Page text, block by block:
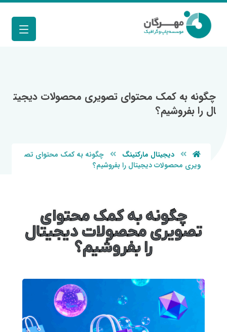
چگونه به کمک محتوای تصویری محصولات دیجیت
ال را بفروشیم؟
دیجیتال مارکتینگ
چگونه به کمک محتوای تص
ویری محصولات دیجیتال را بفروشیم؟
چگونه به کمک محتوای
تصویری محصولات دیجیتال
را بفروشیم؟